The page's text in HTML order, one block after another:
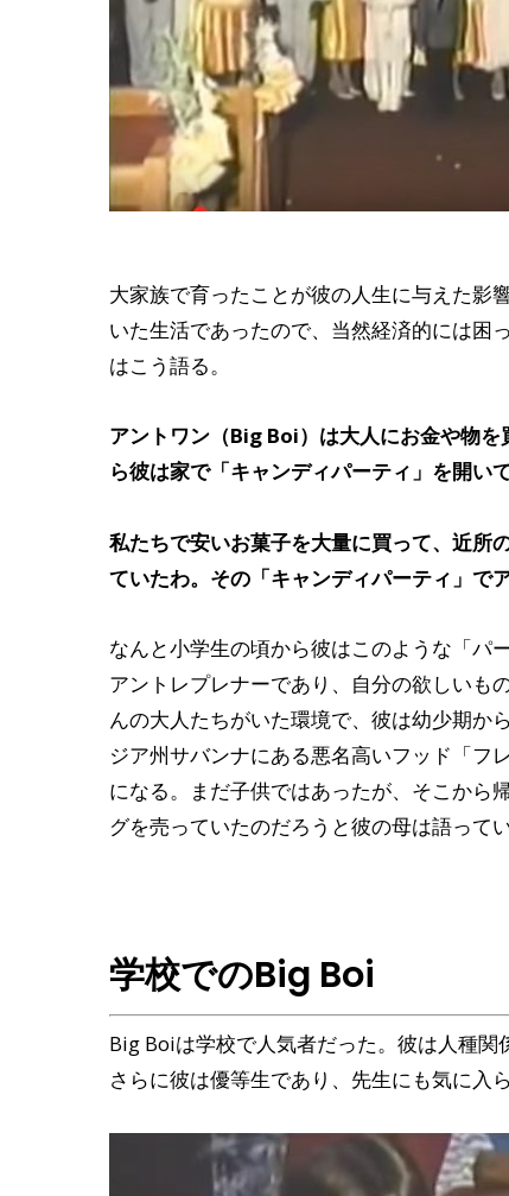
大家族で育ったことが彼の人生に与えた影
いた生活であったので、当然経済的には困
はこう語る。
アントワン（Big Boi）は大人にお金や物
ら彼は家で「キャンディパーティ」を開い
私たちで安いお菓子を大量に買って、近所
ていたわ。その「キャンディパーティ」で
なんと小学生の頃から彼はこのような「パ
アントレプレナーであり、自分の欲しいも
んの大人たちがいた環境で、彼は幼少期か
ジア州サバンナにある悪名高いフッド「フ
になる。まだ子供ではあったが、そこから
グを売っていたのだろうと彼の母は語ってい
学校でのBig Boi
Big Boiは学校で人気者だった。彼は人種関
さらに彼は優等生であり、先生にも気に入